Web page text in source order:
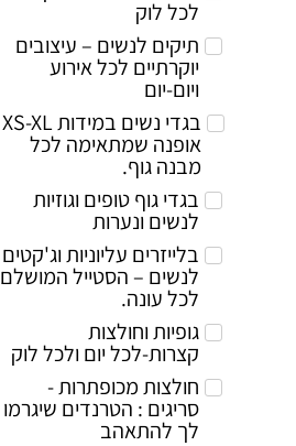
לכל לוק
תיקים לנשים – עיצובים
יוקרתיים לכל אירוע
ויום-יום
אופנה שמתאימה לכל
מבנה גוף.
בגדי גוף טופים וגוזיות
לנשים ונערות
בלייזרים עליוניות וג'קטים
לנשים – הסטייל המושלם
לכל עונה.
גופיות וחולצות
קצרות-לכל יום ולכל לוק
חולצות מכופתרות -
סריגים : הטרנדים שיגרמו
לך להתאהב